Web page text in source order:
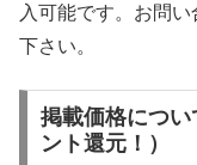
入可能です。お問
下さい。
掲載価格につ
ント還元！）